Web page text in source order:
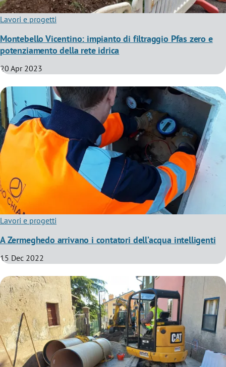
Lavori e progetti
Montebello Vicentino: impianto di filtraggio Pfas zero e
potenziamento della rete idrica
20 Apr 2023
Lavori e progetti
A Zermeghedo arrivano i contatori dell’acqua intelligenti
15 Dec 2022